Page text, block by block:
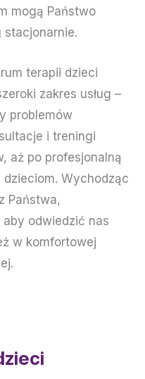
mogą Państwo
stacjonarnie.
terapii dzieci
zakres usług –
problemów
i treningi
aż po profesjonalną
Wychodząc
Państwa,
odwiedzić nas
w komfortowej